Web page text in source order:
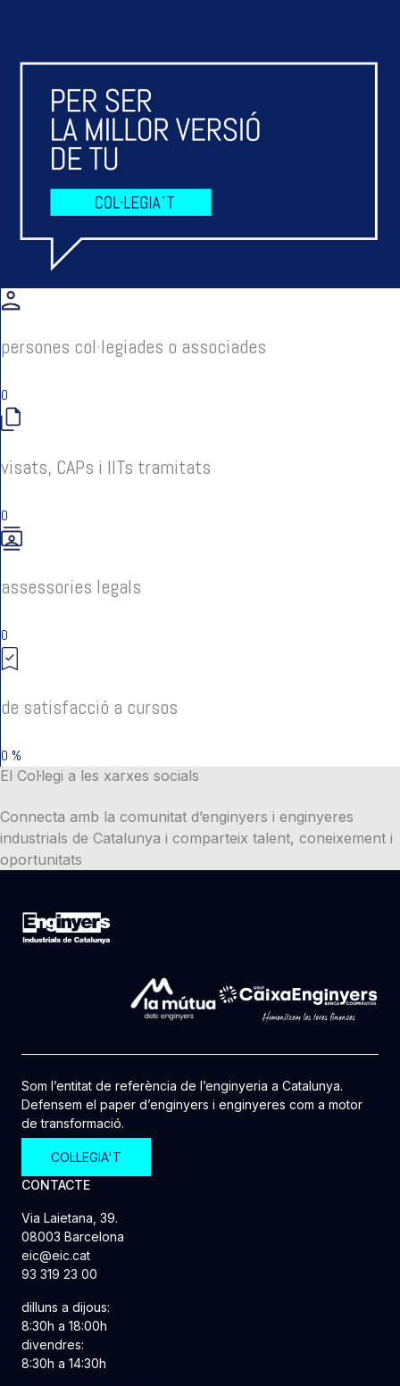
persones col·legiades o associades
0
visats, CAPs i IITs tramitats
0
assessories legals
0
de satisfacció a cursos
0 %
El Col·legi a les xarxes socials
Connecta amb la comunitat d’enginyers i enginyeres
industrials de Catalunya i comparteix talent, coneixement i
oportunitats
Som l’entitat de referència de l’enginyeria a Catalunya.
Defensem el paper d’enginyers i enginyeres com a motor
de transformació.
COL·LEGIA'T
CONTACTE
Via Laietana, 39.
08003 Barcelona
eic@eic.cat
93 319 23 00
dilluns a dijous:
8:30h a 18:00h
divendres:
8:30h a 14:30h